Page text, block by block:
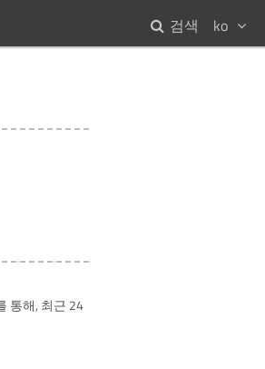
ko
검색
통해, 최근 24